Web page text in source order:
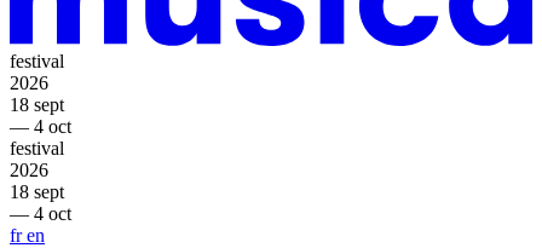
festival
2026
18 sept
— 4 oct
festival
2026
18 sept
— 4 oct
fren